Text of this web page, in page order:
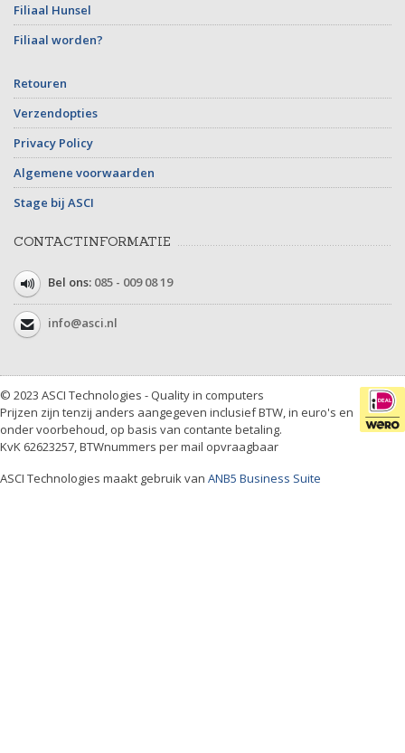
Filiaal Hunsel
Filiaal worden?
Retouren
Verzendopties
Privacy Policy
Algemene voorwaarden
Stage bij ASCI
CONTACTINFORMATIE
Bel ons: 085 - 009 08 19
info@asci.nl
© 2023 ASCI Technologies - Quality in computers
Prijzen zijn tenzij anders aangegeven inclusief BTW, in euro's en
onder voorbehoud, op basis van contante betaling.
KvK 62623257, BTWnummers per mail opvraagbaar
ASCI Technologies maakt gebruik van ANB5 Business Suite